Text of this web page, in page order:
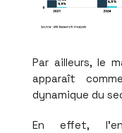
Par ailleurs, le
apparaît
dynamique du
En effet,